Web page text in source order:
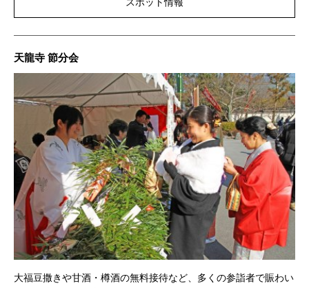
スポット情報
天龍寺 節分会
大福豆撒きや甘酒・樽酒の無料接待など、多くの参詣者で賑わい